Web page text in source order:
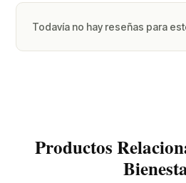
Todavía no hay reseñas para
Productos